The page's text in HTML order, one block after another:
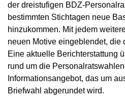
der dreistufigen BDZ-
bestimmten Stichtagen neue
hinzukommen. Mit jedem
neuen Motive eingeblendet, die
Eine aktuelle Berichterstattung
rund um die
Informationsangebot, das um
Briefwahl abgerundet wird.